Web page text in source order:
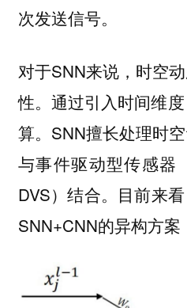
次发送信号。
对于SNN来说，时空
性。通过引入时间维
算。SNN擅长处理时
与事件驱动型传感器
DVS）结合。目前来
SNN+CNN的异构方案